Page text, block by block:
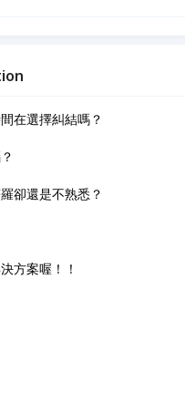
在選擇糾結嗎？
卻還是不熟悉？
方案喔！！